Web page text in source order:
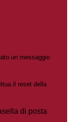
un messaggio
il reset della
di posta